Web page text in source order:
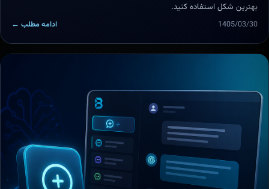
بهترین شکل استفاده کنید.
1405/03/30 ادامه مطلب ←